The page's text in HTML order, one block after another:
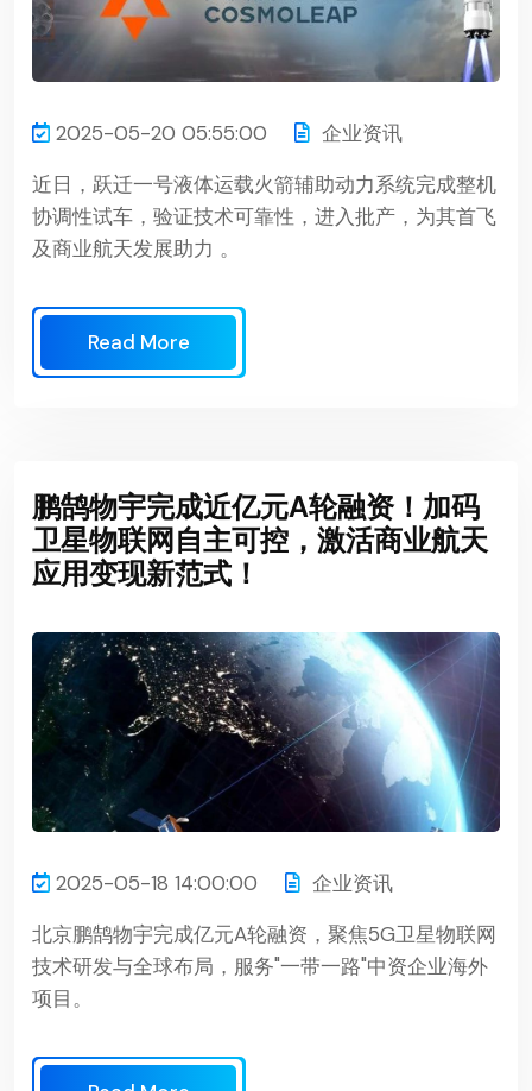
2025-05-20 05:55:00
企业资讯
近日，跃迁一号液体运载火箭辅助动力系统完成整机
协调性试车，验证技术可靠性，进入批产，为其首飞
及商业航天发展助力 。
Read More
鹏鹄物宇完成近亿元A轮融资！加码
卫星物联网自主可控，激活商业航天
应用变现新范式！
2025-05-18 14:00:00
企业资讯
北京鹏鹄物宇完成亿元A轮融资，聚焦5G卫星物联网
技术研发与全球布局，服务"一带一路"中资企业海外
项目。